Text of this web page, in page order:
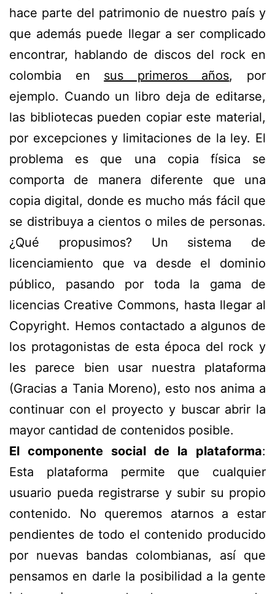
hace parte del patrimonio de nuestro país y
que además puede llegar a ser complicado
encontrar, hablando de discos del rock en
colombia en sus primeros años, por
ejemplo. Cuando un libro deja de editarse,
las bibliotecas pueden copiar este material,
por excepciones y limitaciones de la ley. El
problema es que una copia física se
comporta de manera diferente que una
copia digital, donde es mucho más fácil que
se distribuya a cientos o miles de personas.
¿Qué propusimos? Un sistema de
licenciamiento que va desde el dominio
público, pasando por toda la gama de
licencias Creative Commons, hasta llegar al
Copyright. Hemos contactado a algunos de
los protagonistas de esta época del rock y
les parece bien usar nuestra plataforma
(Gracias a Tania Moreno), esto nos anima a
continuar con el proyecto y buscar abrir la
mayor cantidad de contenidos posible.
El componente social de la plataforma:
Esta plataforma permite que cualquier
usuario pueda registrarse y subir su propio
contenido. No queremos atarnos a estar
pendientes de todo el contenido producido
por nuevas bandas colombianas, así que
pensamos en darle la posibilidad a la gente